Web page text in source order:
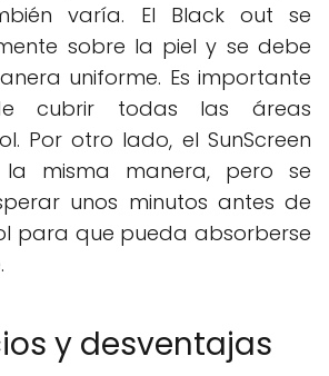
varía. El Black out se
sobre la piel y se debe
uniforme. Es importante
cubrir todas las áreas
Por otro lado, el SunScreen
misma manera, pero se
unos minutos antes de
para que pueda absorberse
y desventajas